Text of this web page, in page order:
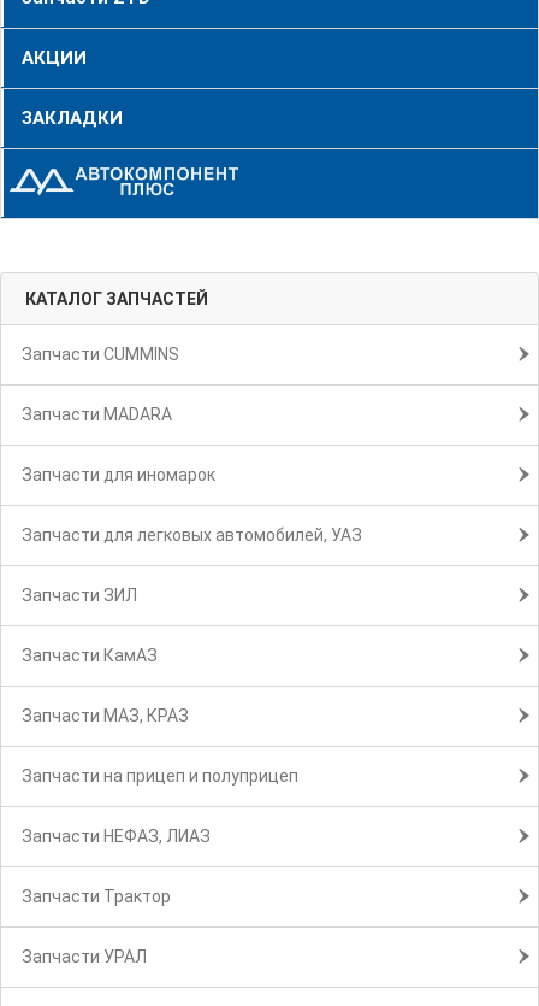
АКЦИИ
ЗАКЛАДКИ
КАТАЛОГ ЗАПЧАСТЕЙ
Запчасти CUMMINS
Запчасти MADARA
Запчасти для иномарок
Запчасти для легковых автомобилей, УАЗ
Запчасти ЗИЛ
Запчасти КамАЗ
Запчасти МАЗ, КРАЗ
Запчасти на прицеп и полуприцеп
Запчасти НЕФАЗ, ЛИАЗ
Запчасти Трактор
Запчасти УРАЛ